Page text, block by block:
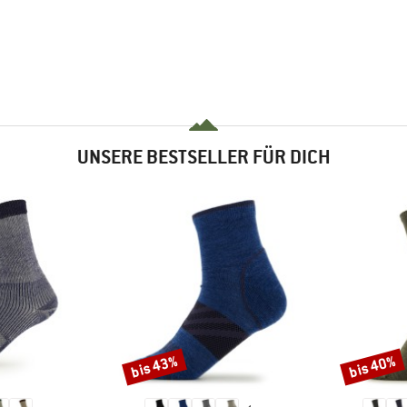
UNSERE BESTSELLER FÜR DICH
Rabatt
bis 43% Rabatt
bis 40%